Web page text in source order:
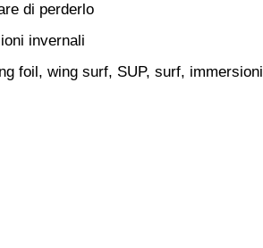
di perderlo
invernali
foil, wing surf, SUP, surf, immersioni